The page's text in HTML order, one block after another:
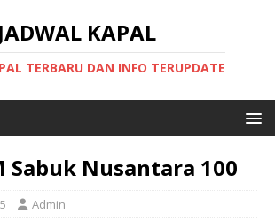
JADWAL KAPAL
TERBARU DAN INFO TERUPDATE
Sabuk Nusantara 100
Admin